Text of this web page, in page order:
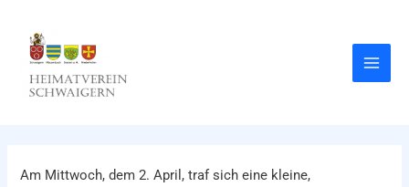
springen
Main
Am Mittwoch, dem 2. April, traf sich eine kleine,